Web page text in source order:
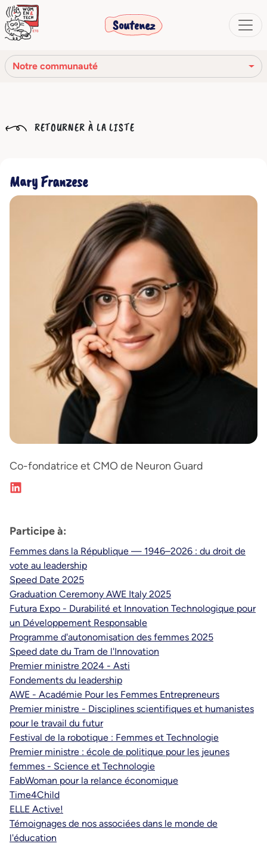
Soutenez
Notre communauté
Notre histoire
Les organes sociaux
Code Éthique
RETOURNER À LA LISTE
Mary Franzese
Co-fondatrice et CMO de Neuron Guard
Participe à:
Femmes dans la République — 1946–2026 : du droit de
vote au leadership
Speed Date 2025
Graduation Ceremony AWE Italy 2025
Futura Expo - Durabilité et Innovation Technologique pour
un Développement Responsable
Programme d'autonomisation des femmes 2025
Speed date du Tram de l'Innovation
Premier ministre 2024 - Asti
Fondements du leadership
AWE - Académie Pour les Femmes Entrepreneurs
Premier ministre - Disciplines scientifiques et humanistes
pour le travail du futur
Festival de la robotique : Femmes et Technologie
Premier ministre : école de politique pour les jeunes
femmes - Science et Technologie
FabWoman pour la relance économique
Time4Child
ELLE Active!
Témoignages de nos associées dans le monde de
l'éducation